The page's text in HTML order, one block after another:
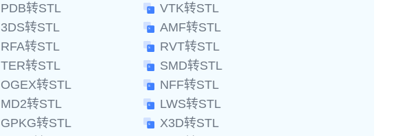
PDB转STL
VTK转STL
3DS转STL
AMF转STL
RFA转STL
RVT转STL
TER转STL
SMD转STL
OGEX转STL
NFF转STL
MD2转STL
LWS转STL
GPKG转STL
X3D转STL